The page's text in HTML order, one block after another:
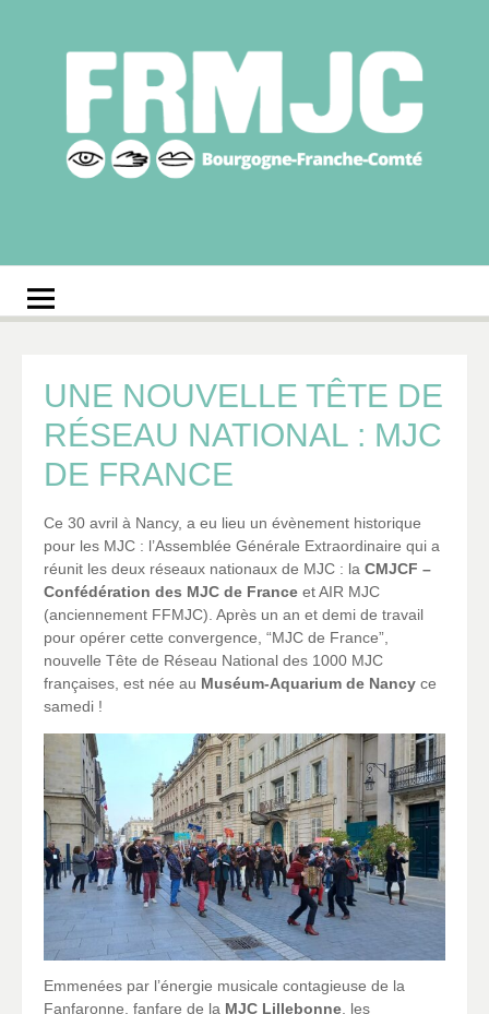
régionale des MJC
Bourgogne-Franche-
UNE NOUVELLE TÊTE DE
RÉSEAU NATIONAL : MJC
DE FRANCE
Ce 30 avril à Nancy, a eu lieu un évènement historique
pour les MJC : l’Assemblée Générale Extraordinaire qui a
réunit les deux réseaux nationaux de MJC : la CMJCF –
Confédération des MJC de France et AIR MJC
(anciennement FFMJC). Après un an et demi de travail
pour opérer cette convergence, “MJC de France”,
nouvelle Tête de Réseau National des 1000 MJC
françaises, est née au Muséum-Aquarium de Nancy ce
samedi !
Emmenées par l’énergie musicale contagieuse de la
Fanfaronne, fanfare de la MJC Lillebonne, les